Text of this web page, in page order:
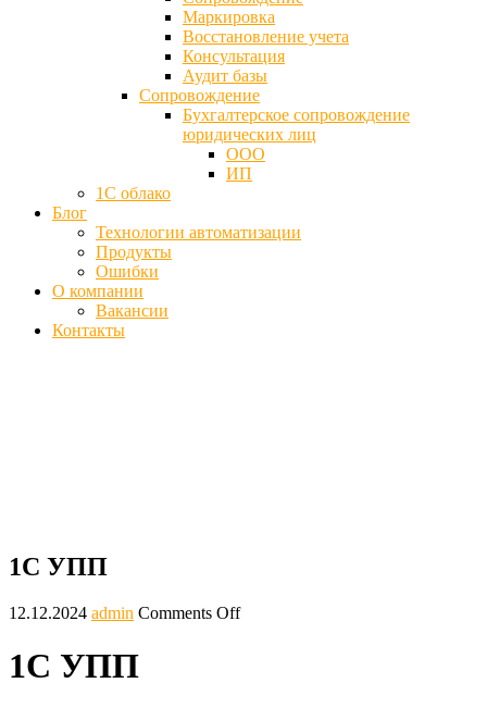
Маркировка
Восстановление учета
Консультация
Аудит базы
Cопровождение
Бухгалтерское сопровождение
юридических лиц
ООО
ИП
1С облако
Блог
Технологии автоматизации
Продукты
Ошибки
О компании
Вакансии
Контакты
1С УПП
12.12.2024 admin Comments Off
1С УПП